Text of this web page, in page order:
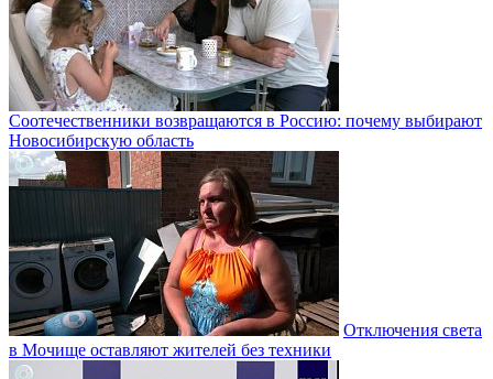
Соотечественники возвращаются в Россию: почему выбирают
Новосибирскую область
Отключения света
в Мочище оставляют жителей без техники